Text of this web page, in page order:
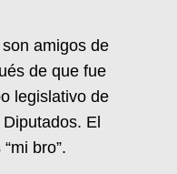
amigos de
de que fue
legislativo de
El
bro”.